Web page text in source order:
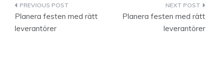
Indlægsnavigation
Planera festen med rätt
leverantörer
Planera festen med rätt
leverantörer